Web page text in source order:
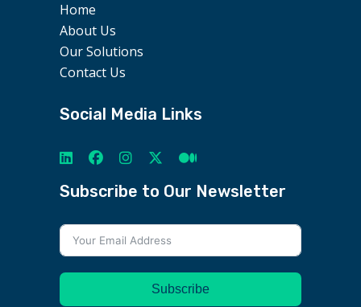
Home
About Us
Our Solutions
Contact Us
Social Media Links
Subscribe to Our Newsletter
Subscribe